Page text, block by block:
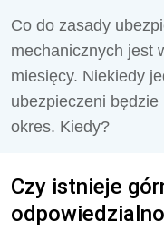
Co do zasady
mechanicznych jest
miesięcy. Niekiedy
ubezpieczeni
okres. Kiedy?
Czy istnieje